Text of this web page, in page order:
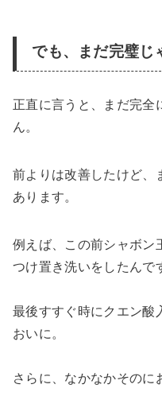
でも、まだ完璧じ
正直に言うと、まだ完全
ん。
前よりは改善したけど、
あります。
例えば、この前シャボン
つけ置き洗いをしたんで
最後すすぐ時にクエン酸
おいに。
さらに、なかなかそのに